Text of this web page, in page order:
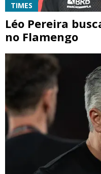
TIMES
Léo Pereira
no Flamengo